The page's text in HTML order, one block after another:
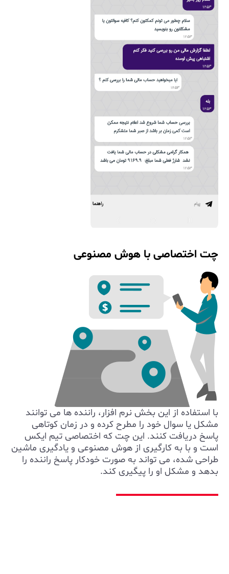
چت اختصاصی با هوش مصنوعی
با استفاده از این بخش نرم افزار، راننده ها می توانند
مشکل یا سوال خود را مطرح کرده و در زمان کوتاهی
پاسخ دریافت کنند. این چت که اختصاصی تیم ایکس
است و با به کارگیری از هوش مصنوعی و یادگیری ماشین
طراحی شده، می تواند به صورت خودکار پاسخ راننده را
بدهد و مشکل او را پیگیری کند.